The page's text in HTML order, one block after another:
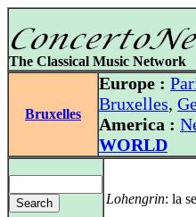
The Classical Music Network
Bruxelles
Europe :
Bruxelles,
America :
WORLD
Lohengrin: la